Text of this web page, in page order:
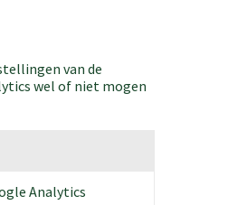
van de
wel of niet mogen
Analytics